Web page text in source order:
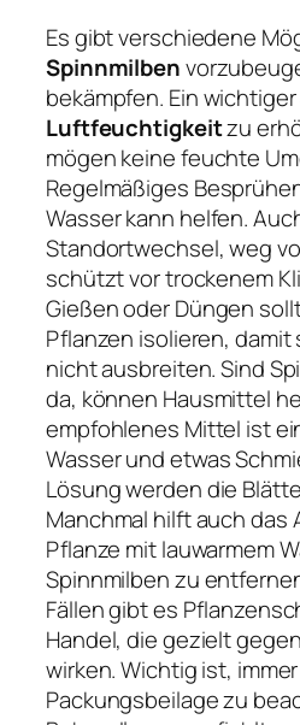
Es gibt verschiedene
Spinnmilben
bekämpfen. Ein
Luftfeuchtigkeitzu
mögen keine feuchte
Regelmäßiges
Wasser kann helfen.
Standortwechsel, weg
schützt vor trockenem
Gießen oder Düngen
Pflanzen isolieren, damit
nicht ausbreiten. Sind
da, können Hausmittel
empfohlenes Mittel ist
Wasser und etwas
Lösung werden die
Manchmal hilft auch das
Pflanze mit lauwarmem
Spinnmilben zu
Fällen gibt es
Handel, die gezielt
wirken. Wichtig ist,
Packungsbeilage zu